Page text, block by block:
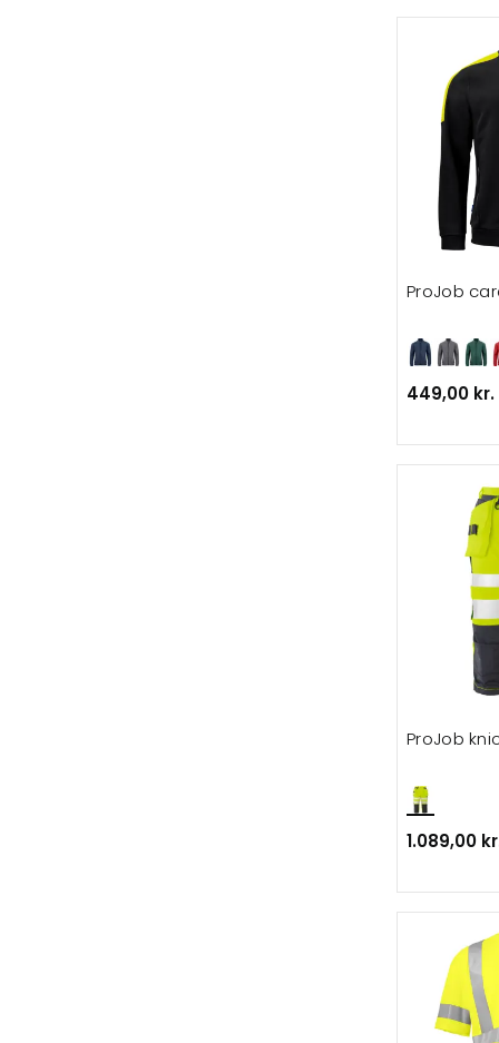
ProJob
449,00 kr.
ProJob
1.089,00